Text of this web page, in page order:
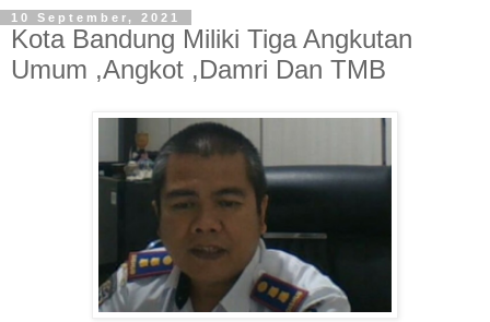
10 September, 2021
Kota Bandung Miliki Tiga Angkutan
Umum ,Angkot ,Damri Dan TMB